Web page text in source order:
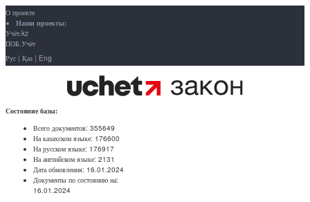
О проекте
Наши проекты:
Учёт.kz
ПОБ.Учёт
Рус | Қаз | Eng
Состояние базы:
Всего документов: 355649
На казахском языке: 176600
На русском языке: 176917
На английском языке: 2131
Дата обновления: 16.01.2024
Документы по состоянию на:
16.01.2024